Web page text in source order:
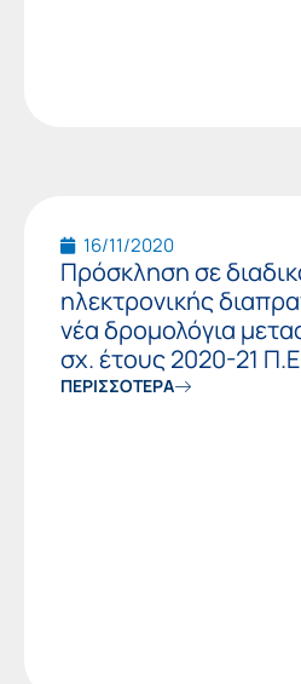
16/11/2020
Πρόσκληση σε
ηλεκτρονικής
νέα δρομολόγια
σχ. έτους 2020-21
ΠΕΡΙΣΣΟΤΕΡΑ